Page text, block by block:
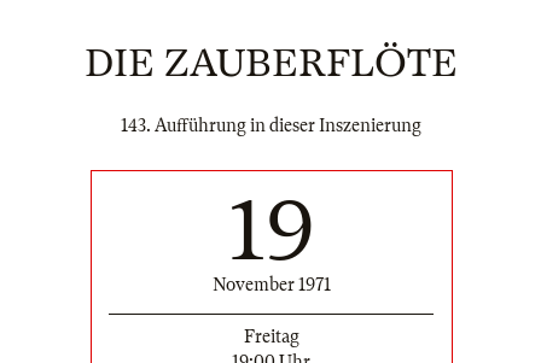
DIE ZAUBERFLÖTE
143. Aufführung in dieser Inszenierung
19
November 1971
Freitag